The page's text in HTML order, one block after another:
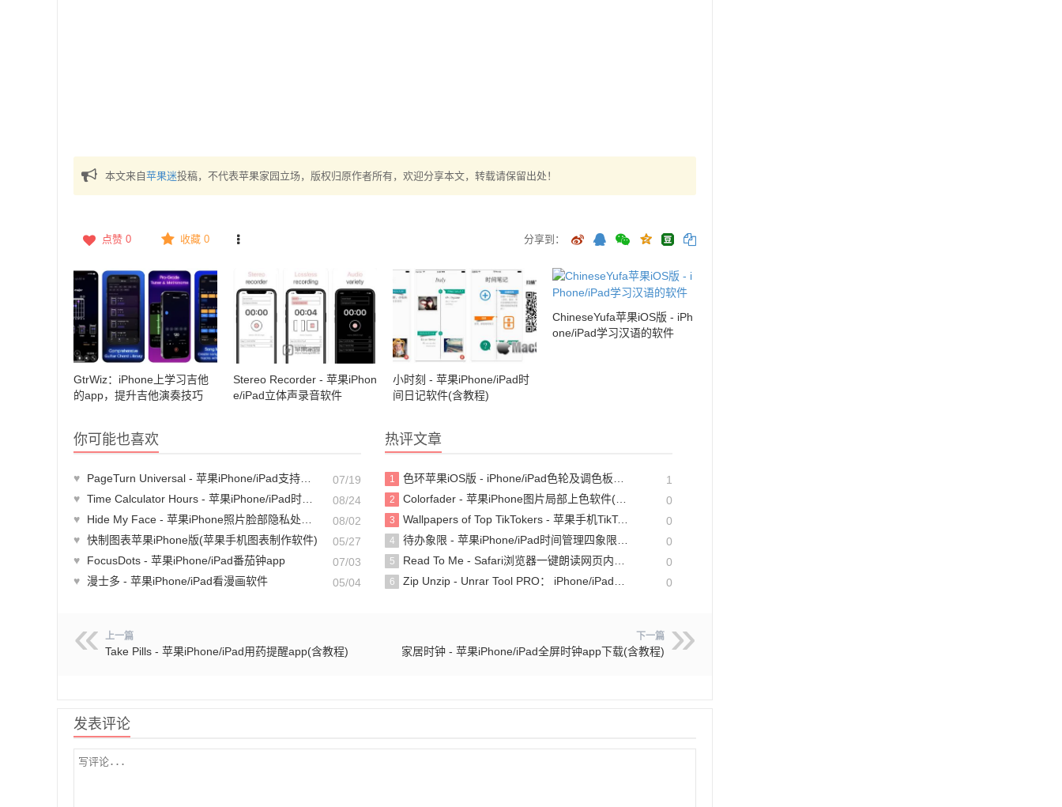
本文来自苹果迷投稿，不代表苹果家园立场，版权归原作者所有，欢迎分享本文，转载请保留出处！
点赞 0 收藏 0 分享到：
GtrWiz：iPhone上学习吉他
的app，提升吉他演奏技巧
Stereo Recorder - 苹果iPhon
e/iPad立体声录音软件
小时刻 - 苹果iPhone/iPad时
间日记软件(含教程)
ChineseYufa苹果iOS版 - iPh
one/iPad学习汉语的软件
你可能也喜欢
♥ PageTurn Universal - 苹果iPhone/iPad支持手势翻页的PDF阅读器
07/19
♥ Time Calculator Hours - 苹果iPhone/iPad时间间隔计算器(含教程)
08/24
♥
Hide My Face - 苹果iPhone照片脸部隐私处理软件
08/02
♥ 快制图表苹果iPhone版(苹果手机图表制作软件)
05/27
♥
FocusDots - 苹果iPhone/iPad番茄钟app
07/03
♥ 漫士多 - 苹果iPhone/iPad看漫画软件 05/04
热评文章
1 色环苹果iOS版 - iPhone/iPad色轮及调色板工具 1
2 Colorfader - 苹果iPhone图片局部上色软件(含教程) 0
3 Wallpapers of Top TikTokers - 苹果手机TikTok网红壁纸下载工具 0
4 待办象限 - 苹果iPhone/iPad时间管理四象限法app 0
5 Read To Me - Safari浏览器一键朗读网页内容[Mac/iPhone/iPad] 0
6 Zip Unzip - Unrar Tool PRO： iPhone/iPad文件压缩和解压工具，轻松处理压缩文件 0
上一篇
Take Pills - 苹果iPhone/iPad用药提醒app(含教程)
下一篇
家居时钟 - 苹果iPhone/iPad全屏时钟app下载(含教程)
发表评论